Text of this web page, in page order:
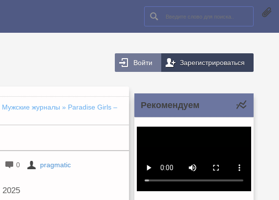
Войти Зарегистрироваться
Мужские журналы » Paradise Girls –
0 pragmatic
Рекомендуем